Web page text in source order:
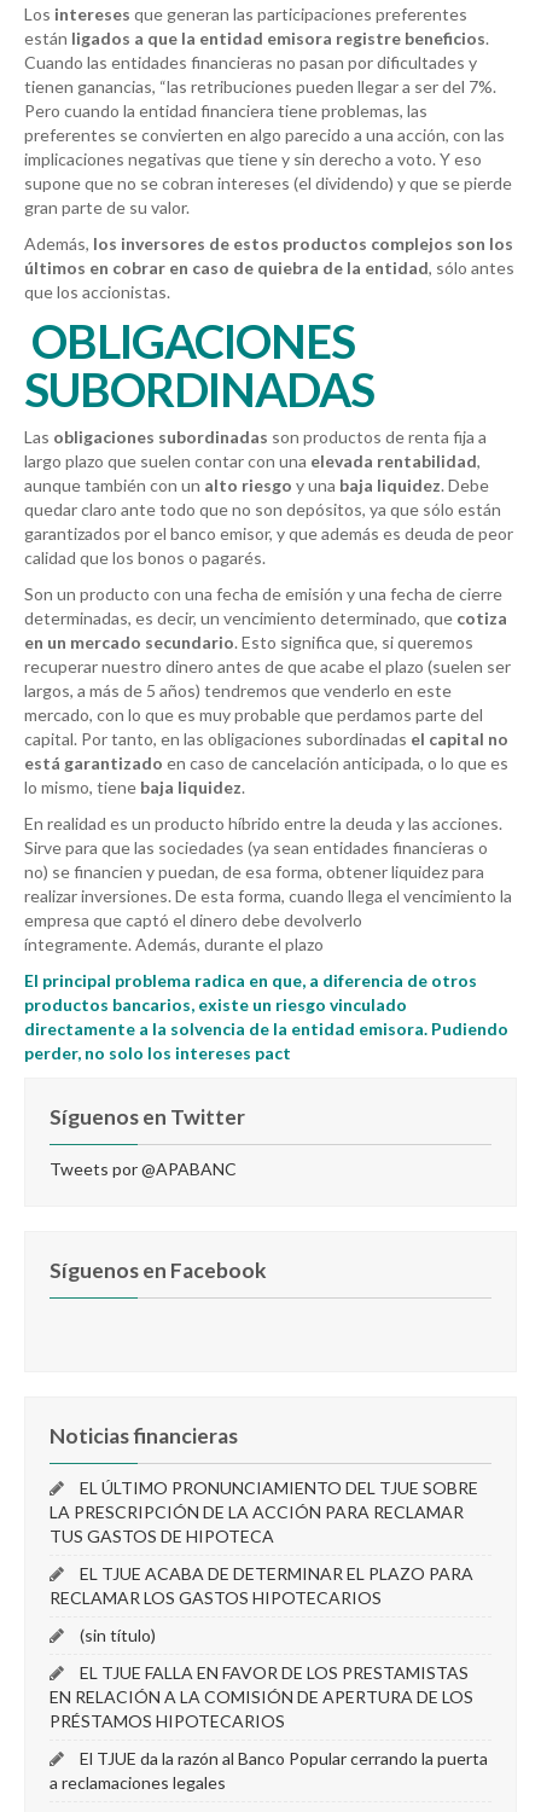
Los intereses que generan las participaciones preferentes
están ligados a que la entidad emisora registre beneficios.
Cuando las entidades financieras no pasan por dificultades y
tienen ganancias, “las retribuciones pueden llegar a ser del 7%.
Pero cuando la entidad financiera tiene problemas, las
preferentes se convierten en algo parecido a una acción, con las
implicaciones negativas que tiene y sin derecho a voto. Y eso
supone que no se cobran intereses (el dividendo) y que se pierde
gran parte de su valor.
Además, los inversores de estos productos complejos son los
últimos en cobrar en caso de quiebra de la entidad, sólo antes
que los accionistas.
OBLIGACIONES
SUBORDINADAS
Las obligaciones subordinadas son productos de renta fija a
largo plazo que suelen contar con una elevada rentabilidad,
aunque también con un alto riesgo y una baja liquidez. Debe
quedar claro ante todo que no son depósitos, ya que sólo están
garantizados por el banco emisor, y que además es deuda de peor
calidad que los bonos o pagarés.
Son un producto con una fecha de emisión y una fecha de cierre
determinadas, es decir, un vencimiento determinado, que cotiza
en un mercado secundario. Esto significa que, si queremos
recuperar nuestro dinero antes de que acabe el plazo (suelen ser
largos, a más de 5 años) tendremos que venderlo en este
mercado, con lo que es muy probable que perdamos parte del
capital. Por tanto, en las obligaciones subordinadas el capital no
está garantizado en caso de cancelación anticipada, o lo que es
lo mismo, tiene baja liquidez.
En realidad es un producto híbrido entre la deuda y las acciones.
Sirve para que las sociedades (ya sean entidades financieras o
no) se financien y puedan, de esa forma, obtener liquidez para
realizar inversiones. De esta forma, cuando llega el vencimiento la
empresa que captó el dinero debe devolverlo
íntegramente. Además, durante el plazo
El principal problema radica en que, a diferencia de otros
productos bancarios, existe un riesgo vinculado
directamente a la solvencia de la entidad emisora. Pudiendo
perder, no solo los intereses pact
Síguenos en Twitter
Tweets por @APABANC
Síguenos en Facebook
Noticias financieras
EL ÚLTIMO PRONUNCIAMIENTO DEL TJUE SOBRE
LA PRESCRIPCIÓN DE LA ACCIÓN PARA RECLAMAR
TUS GASTOS DE HIPOTECA
EL TJUE ACABA DE DETERMINAR EL PLAZO PARA
RECLAMAR LOS GASTOS HIPOTECARIOS
(sin título)
EL TJUE FALLA EN FAVOR DE LOS PRESTAMISTAS
EN RELACIÓN A LA COMISIÓN DE APERTURA DE LOS
PRÉSTAMOS HIPOTECARIOS
El TJUE da la razón al Banco Popular cerrando la puerta
a reclamaciones legales